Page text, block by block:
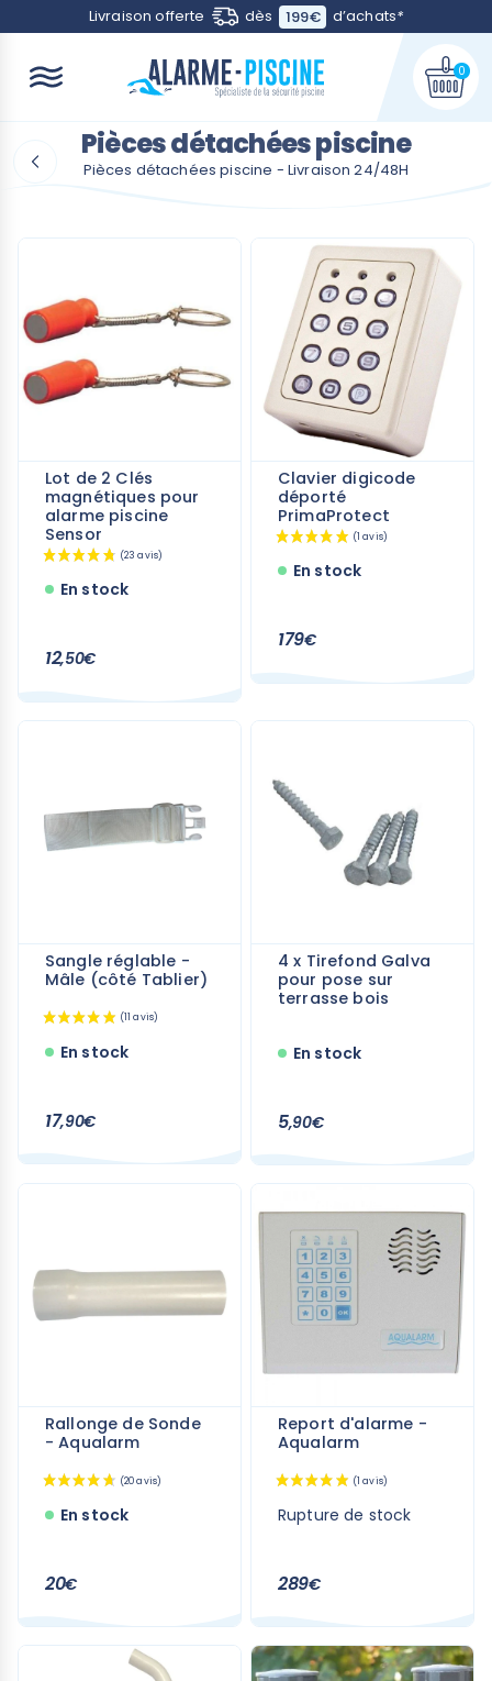
Contactez-nousLivraison offerte dès 199€ d’achats*
0
Pièces détachées piscine
Pièces détachées piscine - Livraison 24/48H
Lot de 2 Clés
magnétiques pour
alarme piscine
Sensor
En stock
12,50€
Clavier digicode
déporté
PrimaProtect
En stock
179€
Sangle réglable -
Mâle (côté Tablier)
(11 avis)
En stock
17,90€
4 x Tirefond Galva
pour pose sur
terrasse bois
En stock
5,90€
Rallonge de Sonde
- Aqualarm
En stock
20€
Report d'alarme -
Aqualarm
Rupture de stock
289€